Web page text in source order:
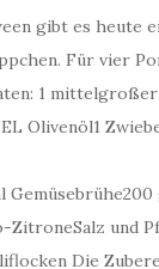
gibt es heute
Für vier
1
Olivenöl1
ZitroneSalz und
Die